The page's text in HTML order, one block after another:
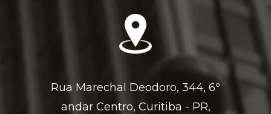
Rua Marechal Deodoro, 344, 6º
andar Centro, Curitiba - PR,